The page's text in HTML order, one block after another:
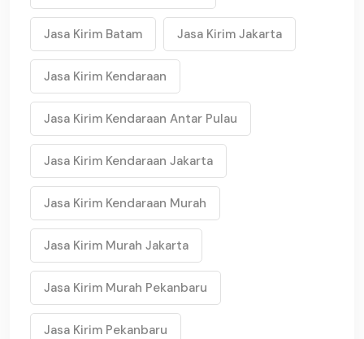
Jasa Kirim Batam Jasa Kirim Jakarta
Jasa Kirim Kendaraan
Jasa Kirim Kendaraan Antar Pulau
Jasa Kirim Kendaraan Jakarta
Jasa Kirim Kendaraan Murah
Jasa Kirim Murah Jakarta
Jasa Kirim Murah Pekanbaru
Jasa Kirim Pekanbaru